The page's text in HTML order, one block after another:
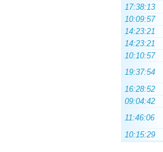
17:38:13
10:09:57
14:23:21
14:23:21
10:10:57
19:37:54
16:28:52
09:04:42
11:46:06
10:15:29